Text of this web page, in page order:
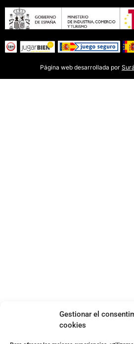
Gestionar el
cookies
Página web desarrollada por